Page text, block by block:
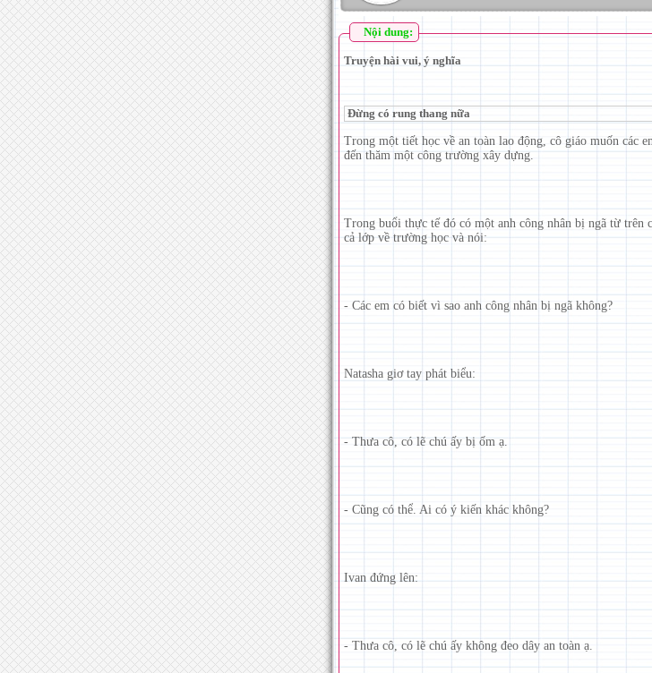
Nội dung:
Truyện hài vui, ý nghĩa
Đừng có rung thang nữa
Trong một tiết học về an toàn lao động, cô giáo muốn các
đến thăm một công trường xây dựng.
Trong buổi thực tế đó có một anh công nhân bị ngã từ trên
cả lớp về trường học và nói:
- Các em có biết vì sao anh công nhân bị ngã không?
Natasha giơ tay phát biểu:
- Thưa cô, có lẽ chú ấy bị ốm ạ.
- Cũng có thể. Ai có ý kiến khác không?
Ivan đứng lên:
- Thưa cô, có lẽ chú ấy không đeo dây an toàn ạ.